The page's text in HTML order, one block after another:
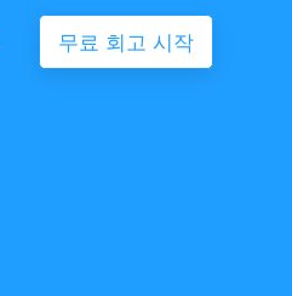
무료 회고 시작